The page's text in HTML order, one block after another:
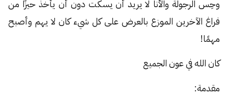
وحِس الرجولة والأنا لا يريد أن يسكت دون أن يأخذ حيزًا من
فراغ الآخرين الموزع بالعرض على كل شيء كان لا يهم وأصبح
مهمًا!
كان الله في عون الجميع
مقدمة: